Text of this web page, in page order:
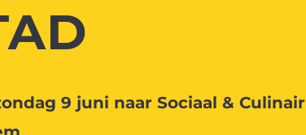
9 juni naar Sociaal & Culinair